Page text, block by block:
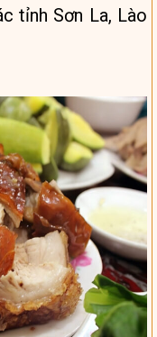
tỉnh Sơn La, Lào